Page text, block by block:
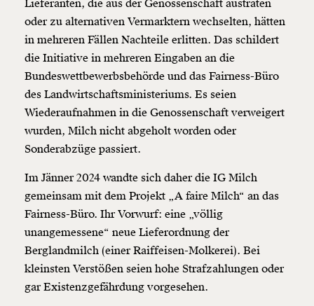
Lieferanten, die aus der Genossenschaft austraten
oder zu alternativen Vermarktern wechselten, hätten
in mehreren Fällen Nachteile erlitten. Das schildert
die Initiative in mehreren Eingaben an die
Bundeswettbewerbsbehörde und das Fairness-Büro
des Landwirtschaftsministeriums. Es seien
Wiederaufnahmen in die Genossenschaft verweigert
wurden, Milch nicht abgeholt worden oder
Sonderabzüge passiert.
Im Jänner 2024 wandte sich daher die IG Milch
gemeinsam mit dem Projekt „A faire Milch“ an das
Fairness-Büro. Ihr Vorwurf: eine „völlig
unangemessene“ neue Lieferordnung der
Berglandmilch (einer Raiffeisen-Molkerei). Bei
kleinsten Verstößen seien hohe Strafzahlungen oder
gar Existenzgefährdung vorgesehen.